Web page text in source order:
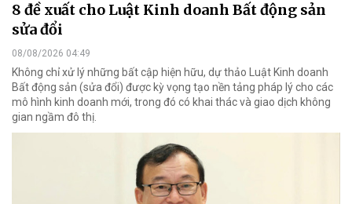
8 đề xuất cho Luật Kinh doanh Bất động sản
sửa đổi
08/08/2026 04:49
Không chỉ xử lý những bất cập hiện hữu, dự thảo Luật Kinh doanh
Bất động sản (sửa đổi) được kỳ vọng tạo nền tảng pháp lý cho các
mô hình kinh doanh mới, trong đó có khai thác và giao dịch không
gian ngầm đô thị.